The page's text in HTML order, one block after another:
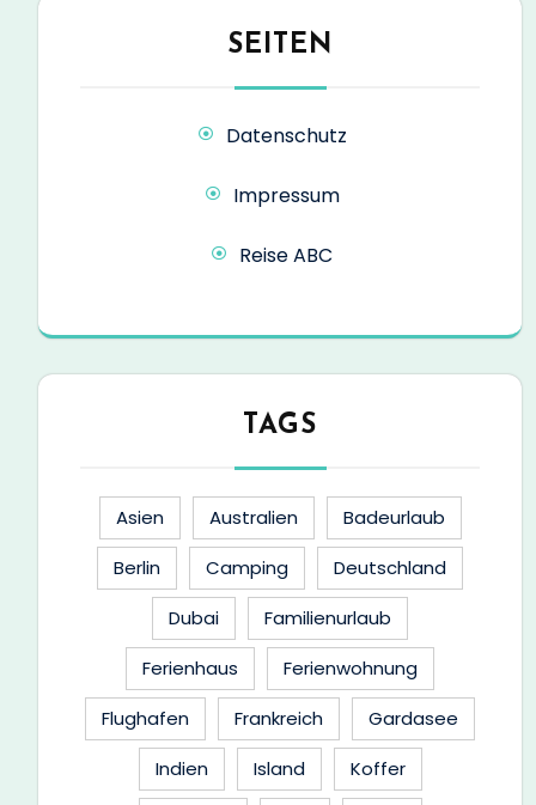
SEITEN
Datenschutz
Impressum
Reise ABC
TAGS
Asien Australien
Badeurlaub
Berlin
Camping
Deutschland
Dubai
Familienurlaub
Ferienhaus
Ferienwohnung
Flughafen
Frankreich
Gardasee
Indien
Island
Koffer